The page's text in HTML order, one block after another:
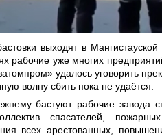
выходят в
рабочие уже многих
удалось уговорить
волну сбить пока не удаётся.
бастуют рабочие завода
спасателей,
всех арестованных,